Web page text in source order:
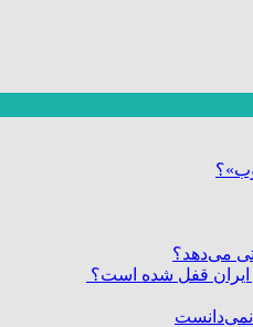
می‌دهد؟
ایران قفل شده است؟
نمی‌دانست